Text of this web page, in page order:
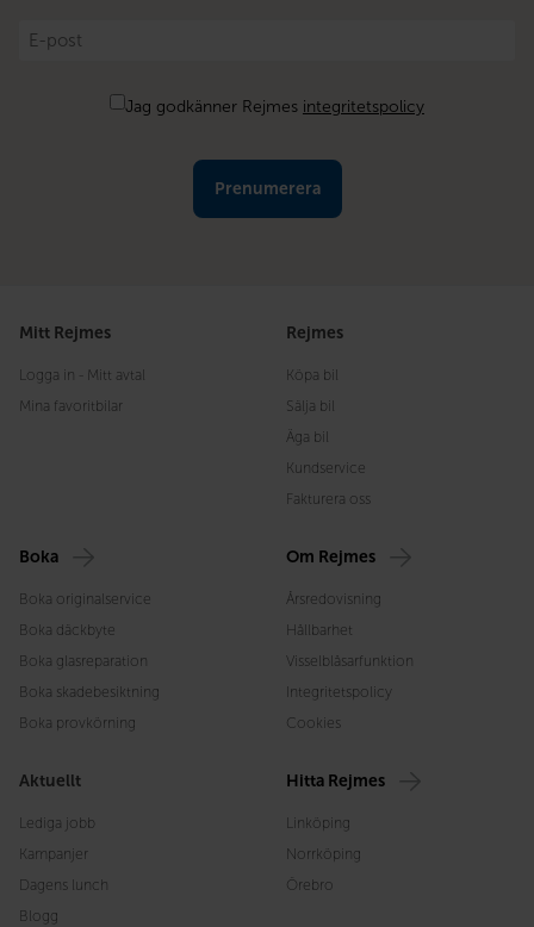
E-
post
Jag godkänner Rejmes integritetspolicy
Mitt Rejmes
Logga in - Mitt avtal
Mina favoritbilar
Rejmes
Köpa bil
Sälja bil
Äga bil
Kundservice
Fakturera oss
Boka
Boka originalservice
Boka däckbyte
Boka glasreparation
Boka skadebesiktning
Boka provkörning
Om Rejmes
Årsredovisning
Hållbarhet
Visselblåsarfunktion
Integritetspolicy
Cookies
Aktuellt
Lediga jobb
Kampanjer
Dagens lunch
Blogg
Hitta Rejmes
Linköping
Norrköping
Örebro